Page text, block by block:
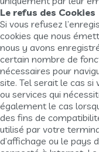
Le refus des Cookies
Si vous refusez
cookies que nous
nous y avons
certain nombre de
nécessaires pour
site. Tel serait le cas si
ou services qui
également le cas
des fins de
utilisé par votre
d’affichage ou le pays